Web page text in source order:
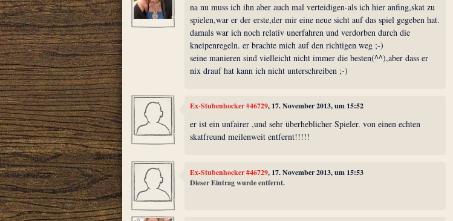
na nu muss ich ihn aber auch mal verteidigen-als ich hier anfing,skat zu
spielen,war er der erste,der mir eine neue sicht auf das spiel gegeben hat.
damals war ich noch relativ unerfahren und verdorben durch die
kneipenregeln. er brachte mich auf den richtigen weg ;-)
seine manieren sind vielleicht nicht immer die besten(^^),aber dass er
nix drauf hat kann ich nicht unterschreiben ;-)
Ex-Stubenhocker #46729, 17. November 2013, um 15:52
er ist ein unfairer ,und sehr überheblicher Spieler. von einen echten
skatfreund meilenweit entfernt!!!!!
Ex-Stubenhocker #46729, 17. November 2013, um 15:53
Dieser Eintrag wurde entfernt.